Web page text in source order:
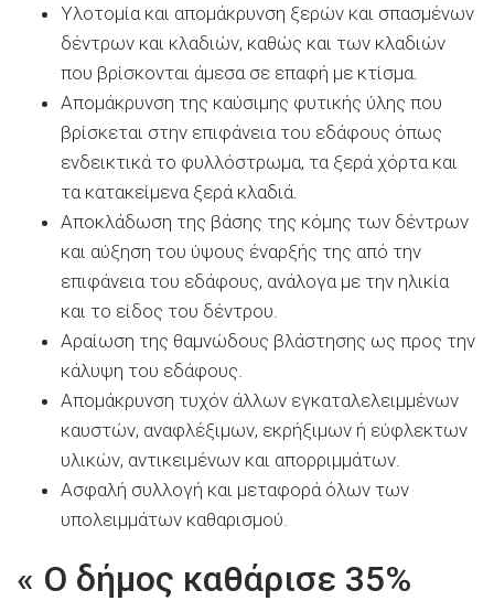
Υλοτομία και απομάκρυνση ξερών και σπασμένων
δέντρων και κλαδιών, καθώς και των κλαδιών
που βρίσκονται άμεσα σε επαφή με κτίσμα.
Απομάκρυνση της καύσιμης φυτικής ύλης που
βρίσκεται στην επιφάνεια του εδάφους όπως
ενδεικτικά το φυλλόστρωμα, τα ξερά χόρτα και
τα κατακείμενα ξερά κλαδιά.
Αποκλάδωση της βάσης της κόμης των δέντρων
και αύξηση του ύψους έναρξής της από την
επιφάνεια του εδάφους, ανάλογα με την ηλικία
και το είδος του δέντρου.
Αραίωση της θαμνώδους βλάστησης ως προς την
κάλυψη του εδάφους.
Απομάκρυνση τυχόν άλλων εγκαταλελειμμένων
καυστών, αναφλέξιμων, εκρήξιμων ή εύφλεκτων
υλικών, αντικειμένων και απορριμμάτων.
Ασφαλή συλλογή και μεταφορά όλων των
υπολειμμάτων καθαρισμού.
« Ο δήμος καθάρισε 35%